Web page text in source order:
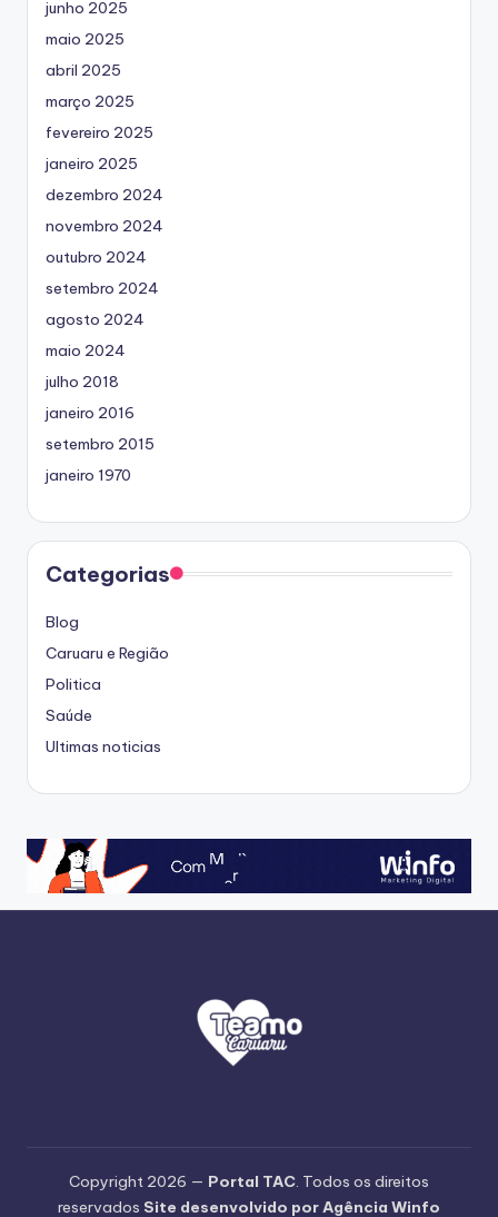
junho 2025
maio 2025
abril 2025
março 2025
fevereiro 2025
janeiro 2025
dezembro 2024
novembro 2024
outubro 2024
setembro 2024
agosto 2024
maio 2024
julho 2018
janeiro 2016
setembro 2015
janeiro 1970
Categorias
Blog
Caruaru e Região
Politica
Saúde
Ultimas noticias
Copyright 2026 — Portal TAC. Todos os direitos
reservados Site desenvolvido por Agência Winfo